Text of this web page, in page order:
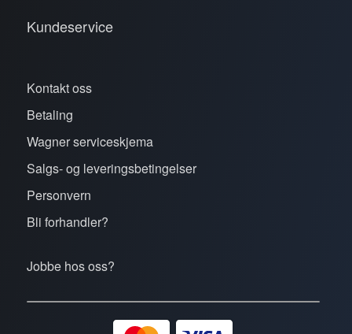
Kundeservice
Kontakt oss
Betaling
Wagner serviceskjema
Salgs- og leveringsbetingelser
Personvern
Bli forhandler?
Jobbe hos oss?